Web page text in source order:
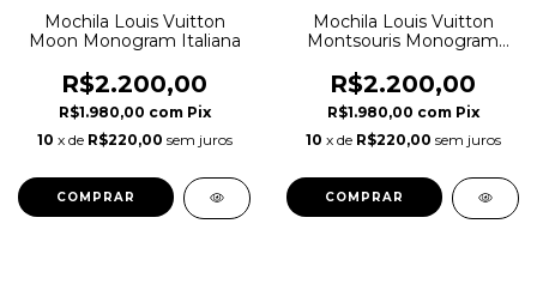
Mochila Louis Vuitton
Moon Monogram Italiana
R$2.200,00
R$1.980,00 com Pix
10 x de R$220,00 sem juros
Mochila Louis Vuitton
Montsouris Monogram
R$2.200,00
R$1.980,00 com Pix
10 x de R$220,00 sem juros